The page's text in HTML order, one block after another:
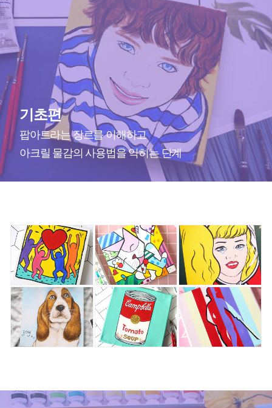
기초편
팝아트라는 장르를 이해하고
아크릴 물감의 사용법을 익히는 단계